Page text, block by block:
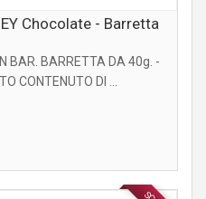
Chocolate - Barretta
BAR. BARRETTA DA 40g. -
CONTENUTO DI ...